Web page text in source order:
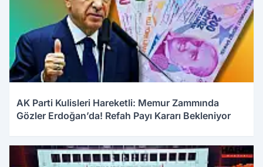
AK Parti Kulisleri Hareketli: Memur Zammında
Gözler Erdoğan’da! Refah Payı Kararı Bekleniyor